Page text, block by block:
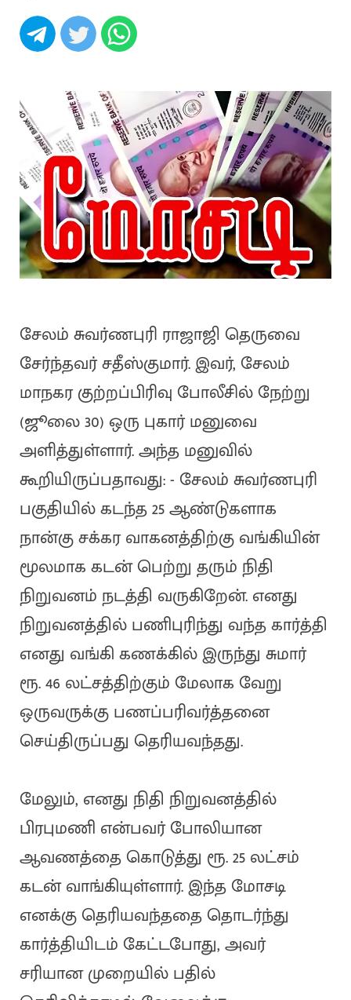
சேலம் சுவர்ணபுரி ராஜாஜி தெருவை
சேர்ந்தவர் சதீஸ்குமார். இவர், சேலம்
மாநகர குற்றப்பிரிவு போலீசில் நேற்று
(ஜூலை 30) ஒரு புகார் மனுவை
அளித்துள்ளார். அந்த மனுவில்
கூறியிருப்பதாவது: - சேலம் சுவர்ணபுரி
பகுதியில் கடந்த 25 ஆண்டுகளாக
நான்கு சக்கர வாகனத்திற்கு வங்கியின்
மூலமாக கடன் பெற்று தரும் நிதி
நிறுவனம் நடத்தி வருகிறேன். எனது
நிறுவனத்தில் பணிபுரிந்து வந்த கார்த்தி
எனது வங்கி கணக்கில் இருந்து சுமார்
ரூ. 46 லட்சத்திற்கும் மேலாக வேறு
ஒருவருக்கு பணப்பரிவர்த்தனை
செய்திருப்பது தெரியவந்தது.
மேலும், எனது நிதி நிறுவனத்தில்
பிரபுமணி என்பவர் போலியான
ஆவணத்தை கொடுத்து ரூ. 25 லட்சம்
கடன் வாங்கியுள்ளார். இந்த மோசடி
எனக்கு தெரியவந்ததை தொடர்ந்து
கார்த்தியிடம் கேட்டபோது, அவர்
சரியான முறையில் பதில்